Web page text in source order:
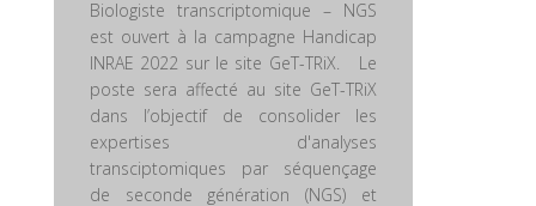
Biologiste transcriptomique – NGS
est ouvert à la campagne Handicap
INRAE 2022 sur le site GeT-TRiX. Le
poste sera affecté au site GeT-TRiX
dans l’objectif de consolider les
expertises d'analyses
transciptomiques par séquençage
de seconde génération (NGS) et